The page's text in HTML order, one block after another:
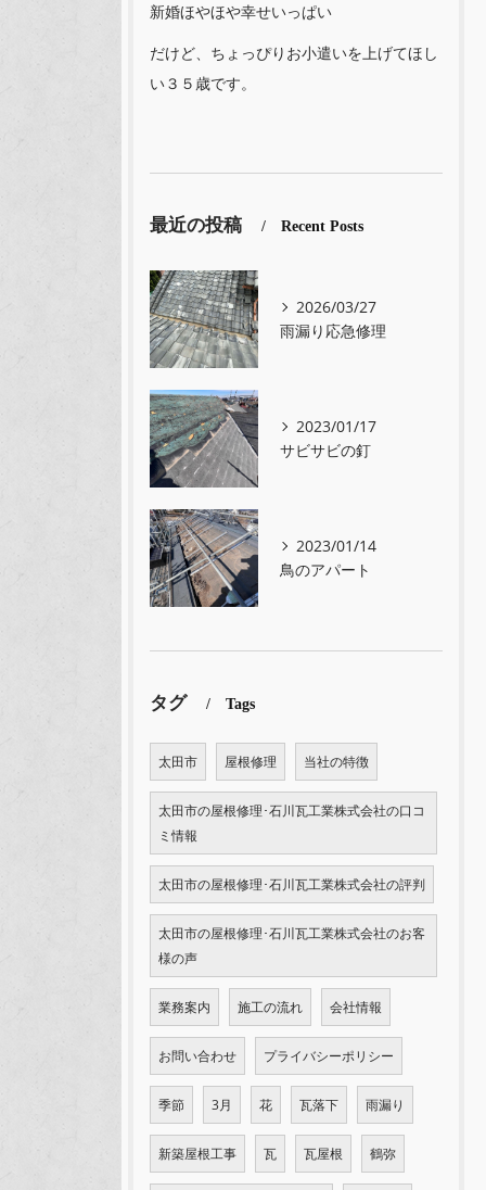
新婚ほやほや幸せいっぱい
だけど、ちょっぴりお小遣いを上げてほし
い３５歳です。
最近の投稿 Recent Posts
2026/03/27
雨漏り応急修理
2023/01/17
サビサビの釘
2023/01/14
鳥のアパート
タグ Tags
太田市 屋根修理 当社の特徴
太田市の屋根修理･石川瓦工業株式会社の口コ
ミ情報
太田市の屋根修理･石川瓦工業株式会社の評判
太田市の屋根修理･石川瓦工業株式会社のお客
様の声
業務案内 施工の流れ 会社情報
お問い合わせ プライバシーポリシー
季節 3月 花 瓦落下 雨漏り
新築屋根工事 瓦 瓦屋根 鶴弥